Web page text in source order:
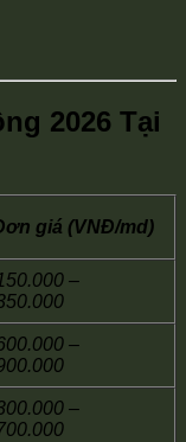
2026 Tại
giá (VNĐ/md)
–
–
–